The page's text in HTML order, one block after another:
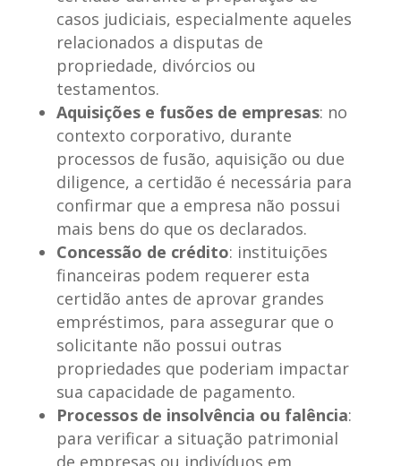
casos judiciais, especialmente aqueles
relacionados a disputas de
propriedade, divórcios ou
testamentos.
Aquisições e fusões de empresas: no
contexto corporativo, durante
processos de fusão, aquisição ou due
diligence, a certidão é necessária para
confirmar que a empresa não possui
mais bens do que os declarados.
Concessão de crédito: instituições
financeiras podem requerer esta
certidão antes de aprovar grandes
empréstimos, para assegurar que o
solicitante não possui outras
propriedades que poderiam impactar
sua capacidade de pagamento.
Processos de insolvência ou falência:
para verificar a situação patrimonial
de empresas ou indivíduos em